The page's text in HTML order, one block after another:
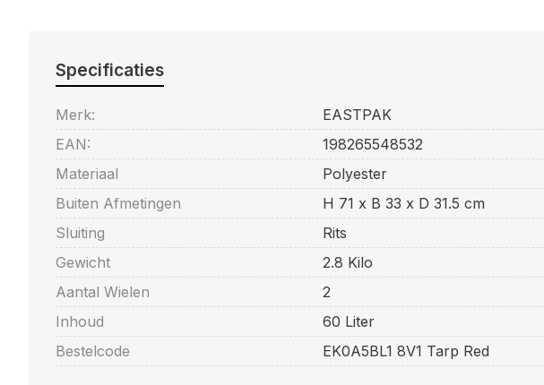
Specificaties
Merk:
EASTPAK
EAN:
198265548532
Materiaal
Polyester
Buiten Afmetingen
H 71 x B 33 x D 31.5 cm
Sluiting
Rits
Gewicht
2.8 Kilo
Aantal Wielen
2
Inhoud
60 Liter
Bestelcode
EK0A5BL1 8V1 Tarp Red